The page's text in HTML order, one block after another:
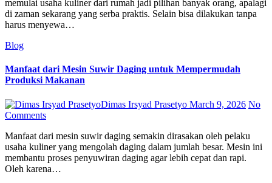
memulai usaha kuliner dari rumah jadi pilihan banyak orang, apalagi
di zaman sekarang yang serba praktis. Selain bisa dilakukan tanpa
harus menyewa…
Blog
Manfaat dari Mesin Suwir Daging untuk Mempermudah
Produksi Makanan
Dimas Irsyad Prasetyo March 9, 2026 No
Comments
Manfaat dari mesin suwir daging semakin dirasakan oleh pelaku
usaha kuliner yang mengolah daging dalam jumlah besar. Mesin ini
membantu proses penyuwiran daging agar lebih cepat dan rapi.
Oleh karena…